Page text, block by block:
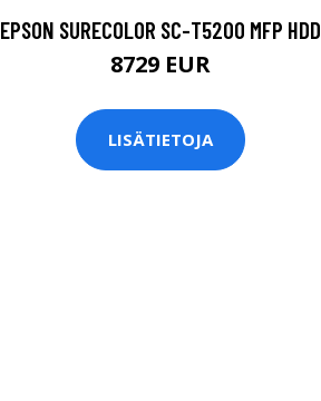
EPSON SURECOLOR SC-T5200 MFP HDD
8729 EUR
LISÄTIETOJA